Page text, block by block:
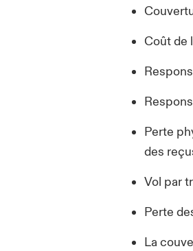
Coût de
Perte
des
Vol par
Perte
La